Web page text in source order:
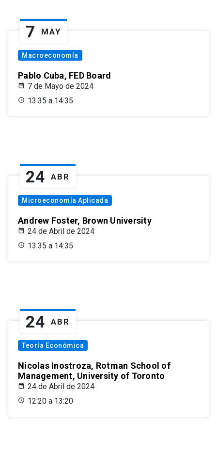
7 MAY
Macroeconomía
Pablo Cuba, FED Board
7 de Mayo de 2024
13:35 a 14:35
24 ABR
Microeconomía Aplicada
Andrew Foster, Brown University
24 de Abril de 2024
13:35 a 14:35
24 ABR
Teoría Económica
Nicolas Inostroza, Rotman School of
Management, University of Toronto
24 de Abril de 2024
12:20 a 13:20